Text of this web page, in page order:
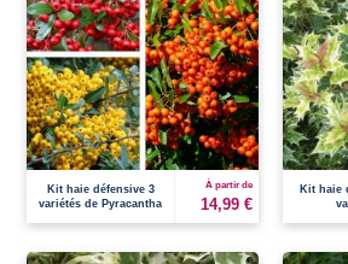
Kit haie défensive 3
variétés de Pyracantha
À partir de
14,99 €
Kit haie